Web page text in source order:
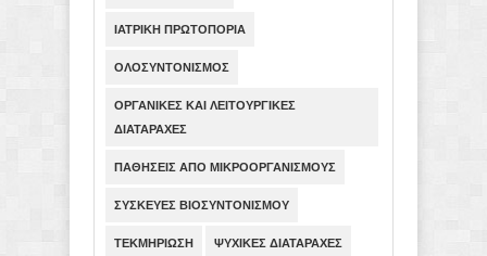
ΙΑΤΡΙΚΗ ΠΡΩΤΟΠΟΡΙΑ
ΟΛΟΣΥΝΤΟΝΙΣΜΟΣ
ΟΡΓΑΝΙΚΕΣ ΚΑΙ ΛΕΙΤΟΥΡΓΙΚΕΣ
ΔΙΑΤΑΡΑΧΕΣ
ΠΑΘΗΣΕΙΣ ΑΠΟ ΜΙΚΡΟΟΡΓΑΝΙΣΜΟΥΣ
ΣΥΣΚΕΥΕΣ ΒΙΟΣΥΝΤΟΝΙΣΜΟΥ
ΤΕΚΜΗΡΙΩΣΗ ΨΥΧΙΚΕΣ ΔΙΑΤΑΡΑΧΕΣ